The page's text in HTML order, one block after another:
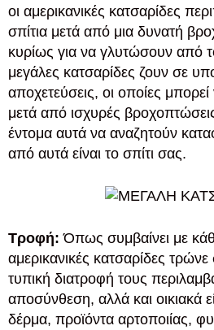
οι αμερικανικές κατσαρίδες
σπίτια μετά από μια δυνατή
κυρίως για να γλυτώσουν από
μεγάλες κατσαρίδες ζουν σε
αποχετεύσεις, οι οποίες
μετά από ισχυρές
έντομα αυτά να αναζητούν
από αυτά είναι το σπίτι σας.
Τροφή: Όπως συμβαίνει με
αμερικανικές κατσαρίδες
τυπική διατροφή τους
αποσύνθεση, αλλά και οικιακά
δέρμα, προϊόντα αρτοποιίας,